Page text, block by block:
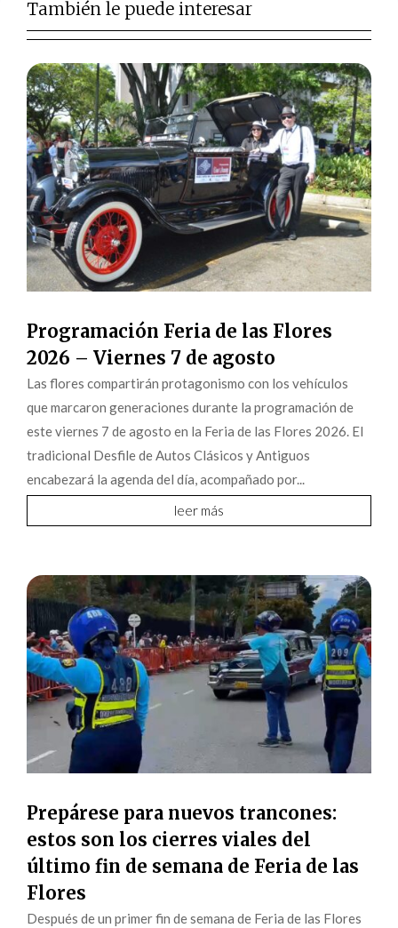
También le puede interesar
Programación Feria de las Flores
2026 – Viernes 7 de agosto
Las flores compartirán protagonismo con los vehículos
que marcaron generaciones durante la programación de
este viernes 7 de agosto en la Feria de las Flores 2026. El
tradicional Desfile de Autos Clásicos y Antiguos
encabezará la agenda del día, acompañado por...
leer más
Prepárese para nuevos trancones:
estos son los cierres viales del
último fin de semana de Feria de las
Flores
Después de un primer fin de semana de Feria de las Flores